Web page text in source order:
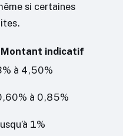
si certaines
Montant indicatif
à 4,50%
à 0,85%
1%